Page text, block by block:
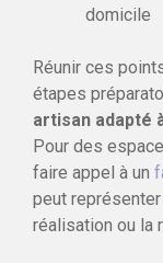
domicile
Réunir ces
étapes
artisan adapté
Pour des
faire appel à un
peut
réalisation ou la